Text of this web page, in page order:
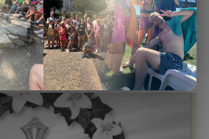
- Martin Bugoš